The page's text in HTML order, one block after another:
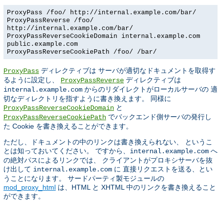
ProxyPass /foo/ http://internal.example.com/bar/
ProxyPassReverse /foo/
http://internal.example.com/bar/
ProxyPassReverseCookieDomain internal.example.com
public.example.com
ProxyPassReverseCookiePath /foo/ /bar/
ProxyPass ディレクティブは サーバが適切なドキュメントを取得す
るように設定し、 ProxyPassReverse ディレクティブは
internal.example.com からのリダイレクトがローカルサーバの 適
切なディレクトリを指すように書き換えます。 同様に
ProxyPassReverseCookieDomain と
ProxyPassReverseCookiePath でバックエンド側サーバの発行し
た Cookie を書き換えることができます。
ただし、ドキュメントの中のリンクは書き換えられない、 というこ
とは知っておいてください。 ですから、 internal.example.com へ
の絶対パスによるリンクでは、 クライアントがプロキシサーバを抜
け出して internal.example.com に 直接リクエストを送る、とい
うことになります。 サードパーティ製モジュールの
mod_proxy_html は、HTML と XHTML 中のリンクを書き換えること
ができます。